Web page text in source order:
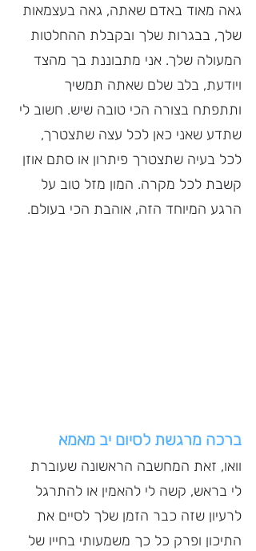
גאה מאוד באדם שאתה, גאה בעצמאות
שלך, בבגרות שלך ובקבלת ההחלטות
המעולה שלך. אני מתבוננת בך מהצד
ויודעת, בלב שלם שאתה תמשיך
ותתפתח בצורה הכי טובה שיש. חשוב לי
שתדע שאני כאן לכל עצה שתצטרך,
לכל בעיה שתצטרך פיתרון או סתם אוזן
קשבת לכל מקרה. המון מזל טוב על
הרגע המיוחד הזה, אוהבת הכי בעולם.
ברכה מרגשת לסיום יב מאמא
וואו, זאת המחשבה הראשונה שעוברת
לי בראש, קשה לי להאמין או להתרגל
לרעיון שזה כבר הזמן שלך לסיים את
התיכון ופרק כל כך משמעותי בחייו של